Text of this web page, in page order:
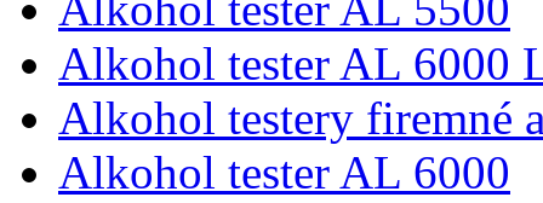
Alkohol tester AL 6000
Alkohol testery firemné
Alkohol tester AL 6000